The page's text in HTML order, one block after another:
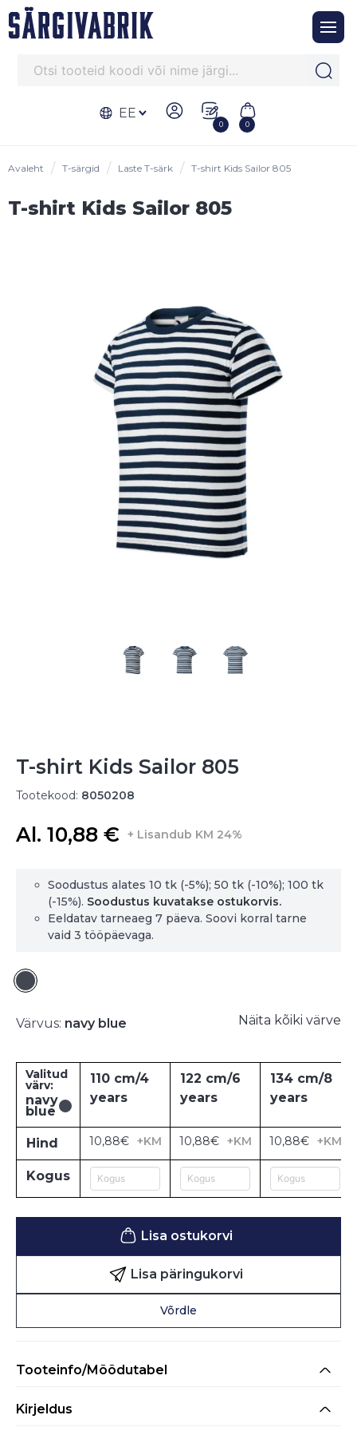
EE
0 0
Avaleht T-särgid Laste T-särk T-shirt Kids Sailor 805
T-shirt Kids Sailor 805
T-shirt Kids Sailor 805
Tootekood: 8050208
Al. 10,88 € + Lisandub KM 24%
Soodustus alates 10 tk (-5%); 50 tk (-10%); 100 tk
(-15%). Soodustus kuvatakse ostukorvis.
Eeldatav tarneaeg 7 päeva. Soovi korral tarne
vaid 3 tööpäevaga.
Värvus: navy blue Näita kõiki värve
Valitud
värv:
navy
blue
110 cm/4
years
122 cm/6
years
134 cm/8
years
Hind 10,88€ +KM 10,88€ +KM 10,88€ +KM
Kogus
Lisa ostukorvi
Lisa päringukorvi
Võrdle
Tooteinfo/Mõõdutabel
Kirjeldus